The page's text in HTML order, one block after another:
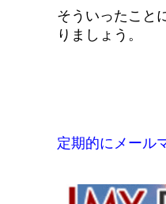
そういったこと
りましょう。
定期的にメール